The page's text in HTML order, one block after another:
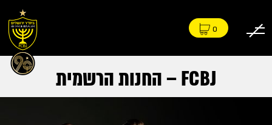
0
FCBJ – החנות הרשמית